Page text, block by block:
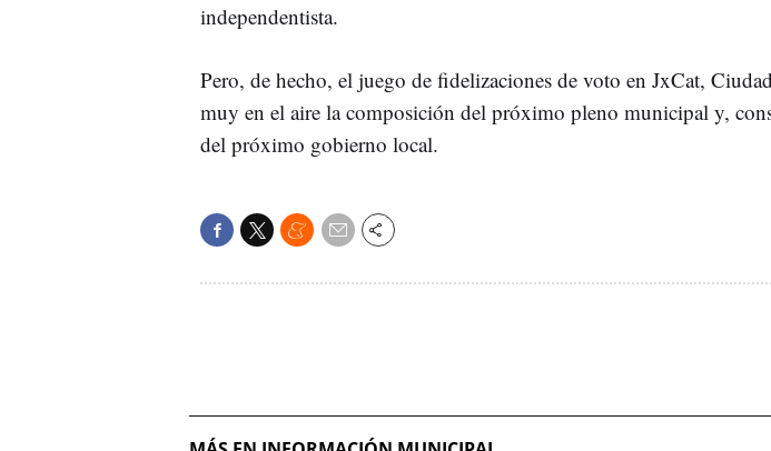
independentista.
Pero, de hecho, el juego de fidelizaciones de voto en JxCat,
muy en el aire la composición del próximo pleno municipal y,
del próximo gobierno local.